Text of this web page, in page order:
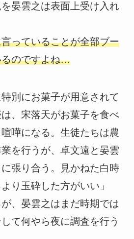
晏雲之は表面上受け入れ
っていることが全部ブー
るのですよね…
別にお菓子が用意されて
、宋落天がお菓子を食べ
嘩になる。生徒たちは農
を行うが、卓文遠と晏雲
張り合う。見かねた白時
り玉砕した方がいい」
、晏雲之はまだ時期では
て何やら夜に調査を行う